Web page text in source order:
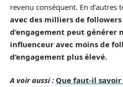
revenu conséquent. En d’autres
avec des milliers de
d’engagement peut générer
influenceur avec moins de
d’engagement plus élevé.
A voir aussi : Que faut-il